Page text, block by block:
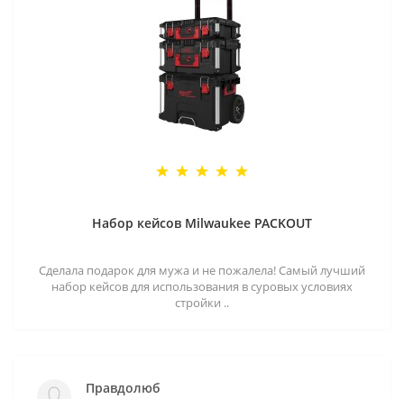
Набор кейсов Milwaukee PACKOUT
Сделала подарок для мужа и не пожалела! Самый лучший
набор кейсов для использования в суровых условиях
стройки ..
Правдолюб